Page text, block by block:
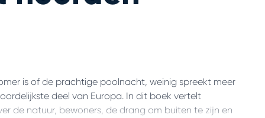
is of de prachtige poolnacht, weinig spreekt meer
deel van Europa. In dit boek vertelt
de natuur, bewoners, de drang om buiten te zijn en